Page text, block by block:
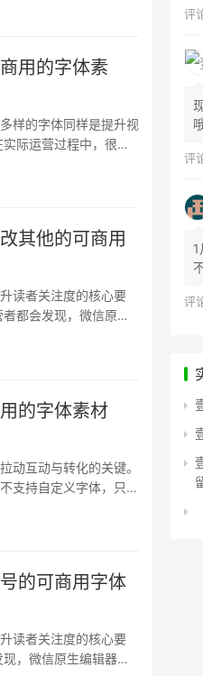
用的字体素
样的字体同样是提升视
际运营过程中，很多
其他的可商用
读者关注度的核心要
都会发现，微信原生
的字体素材
动互动与转化的关键。
支持自定义字体，只能
的可商用字体
读者关注度的核心要
，微信原生编辑器并
评
评
评